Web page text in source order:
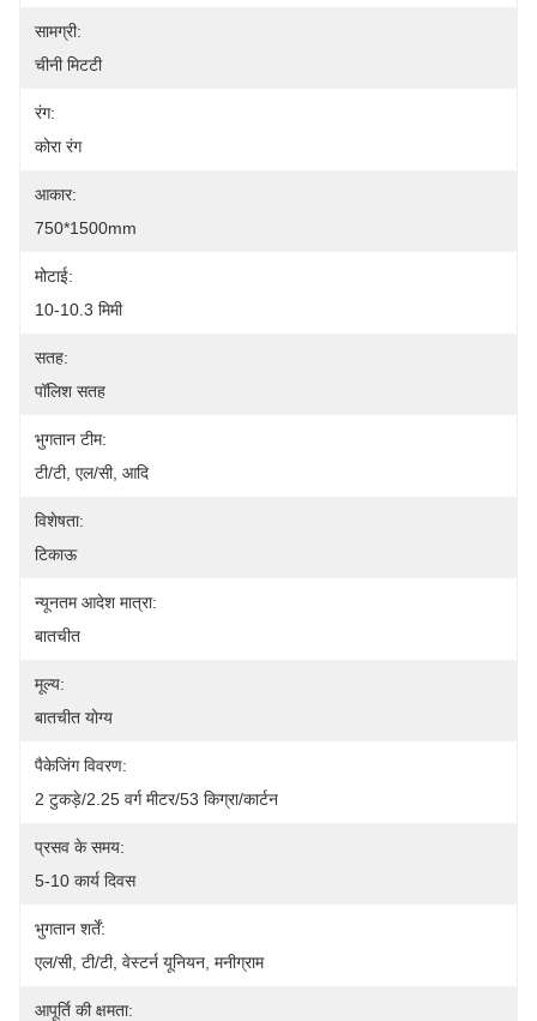
सामग्री:
चीनी मिटटी
रंग:
कोरा रंग
आकार:
750*1500mm
मोटाई:
10-10.3 मिमी
सतह:
पॉलिश सतह
भुगतान टीम:
टी/टी, एल/सी, आदि
विशेषता:
टिकाऊ
न्यूनतम आदेश मात्रा:
बातचीत
मूल्य:
बातचीत योग्य
पैकेजिंग विवरण:
2 टुकड़े/2.25 वर्ग मीटर/53 किग्रा/कार्टन
प्रसव के समय:
5-10 कार्य दिवस
भुगतान शर्तें:
एल/सी, टी/टी, वेस्टर्न यूनियन, मनीग्राम
आपूर्ति की क्षमता: